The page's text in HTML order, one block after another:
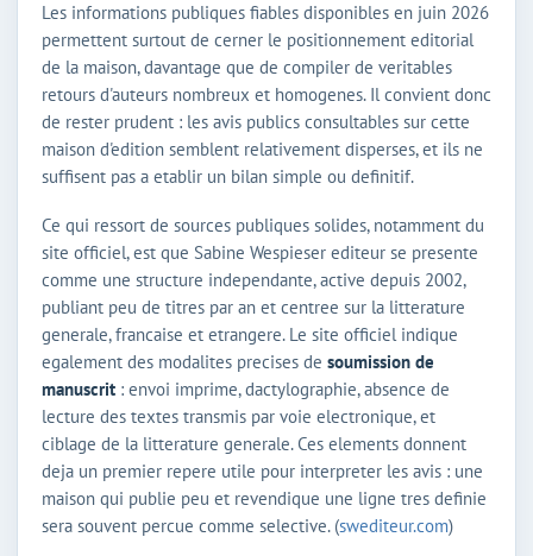
Les informations publiques fiables disponibles en juin 2026
permettent surtout de cerner le positionnement editorial
de la maison, davantage que de compiler de veritables
retours d'auteurs nombreux et homogenes. Il convient donc
de rester prudent : les avis publics consultables sur cette
maison d'edition semblent relativement disperses, et ils ne
suffisent pas a etablir un bilan simple ou definitif.
Ce qui ressort de sources publiques solides, notamment du
site officiel, est que Sabine Wespieser editeur se presente
comme une structure independante, active depuis 2002,
publiant peu de titres par an et centree sur la litterature
generale, francaise et etrangere. Le site officiel indique
egalement des modalites precises de soumission de
manuscrit : envoi imprime, dactylographie, absence de
lecture des textes transmis par voie electronique, et
ciblage de la litterature generale. Ces elements donnent
deja un premier repere utile pour interpreter les avis : une
maison qui publie peu et revendique une ligne tres definie
sera souvent percue comme selective. (swediteur.com)